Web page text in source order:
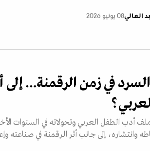
العالي08 يونيو 2026
في زمن الرقمنة...
أدب الطفل العربي وتحولاته في السنوات
وانتشاره، إلى جانب أثر الرقمنة في صناعته